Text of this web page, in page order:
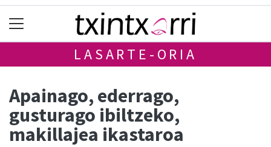
LASARTE-ORIA
Apainago, ederrago,
gusturago ibiltzeko,
makillajea ikastaroa